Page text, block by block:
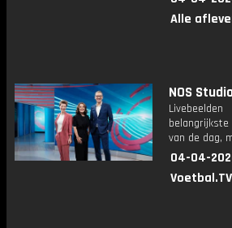
Alle
NOS
van de dag,
04-04-
Voetbal.TV